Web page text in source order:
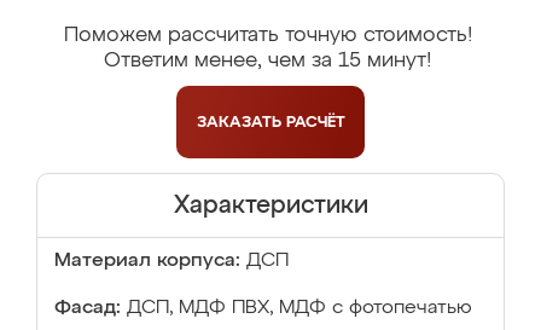
Поможем рассчитать точную стоимость!
Ответим менее, чем за 15 минут!
ЗАКАЗАТЬ РАСЧЁТ
Характеристики
Материал корпуса: ДСП
Фасад: ДСП, МДФ ПВХ, МДФ с фотопечатью